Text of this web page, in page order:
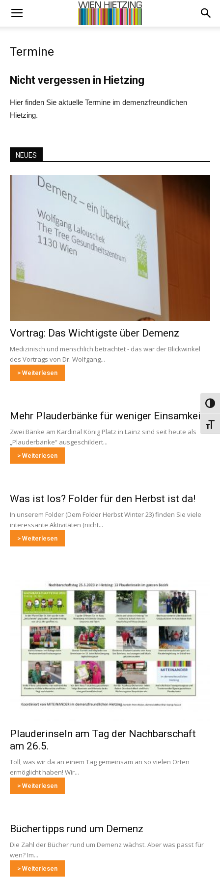
Termine
Nicht vergessen in Hietzing
Hier finden Sie aktuelle Termine im demenzfreundlichen
Hietzing.
NEUES
Vortrag: Das Wichtigste über Demenz
Medizinisch und menschlich betrachtet - das war der Blickwinkel
des Vortrags von Dr. Wolfgang...
> Weiterlesen
Mehr Plauderbänke für weniger Einsamkeit
Zwei Bänke am Kardinal König Platz in Lainz sind seit heute als
„Plauderbänke“ ausgeschildert...
> Weiterlesen
Was ist los? Folder für den Herbst ist da!
In unserem Folder (Dem Folder Herbst Winter 23) finden Sie viele
interessante Aktivitäten (nicht...
> Weiterlesen
Plauderinseln am Tag der Nachbarschaft
am 26.5.
Toll, was wir da an einem Tag gemeinsam an so vielen Orten
ermöglicht haben! Wir...
> Weiterlesen
Büchertipps rund um Demenz
Die Zahl der Bücher rund um Demenz wächst. Aber was passt für
wen? Im...
> Weiterlesen